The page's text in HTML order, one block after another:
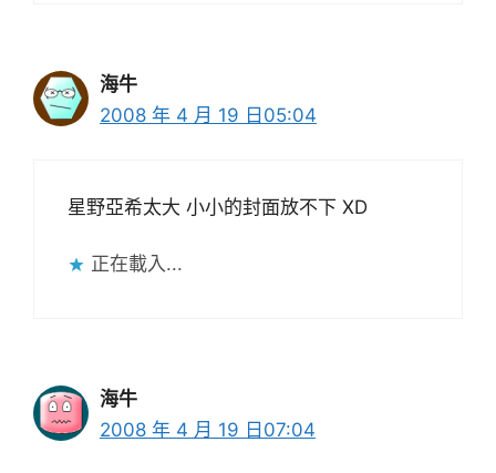
海牛
2008 年 4 月 19 日05:04
星野亞希太大 小小的封面放不下 XD
正在載入...
海牛
2008 年 4 月 19 日07:04